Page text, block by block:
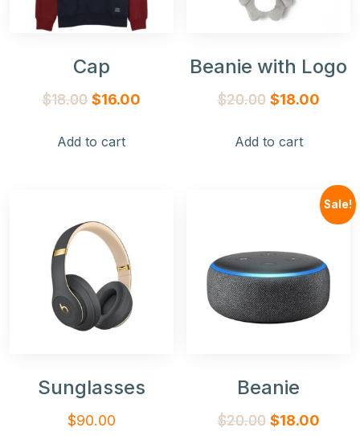
Cap
$18.00 $16.00
Add to cart
Beanie with Logo
$20.00 $18.00
Add to cart
Sunglasses
$90.00
Sale!
Beanie
$20.00 $18.00